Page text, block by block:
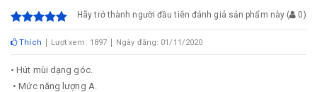
Hãy trở thành người đầu tiên đánh giá sản phẩm này ( 0)
Thích Lượt xem: 1897 Ngày đăng: 01/11/2020
• Hút mùi dạng góc.
• Mức năng lượng A.